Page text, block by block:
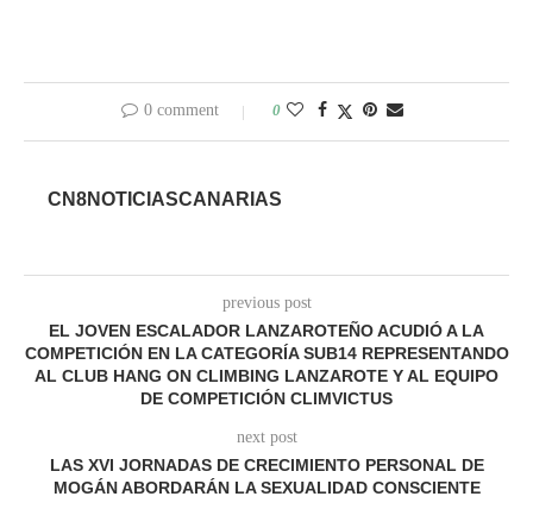
0 comment 0
CN8NOTICIASCANARIAS
previous post
EL JOVEN ESCALADOR LANZAROTEÑO ACUDIÓ A LA
COMPETICIÓN EN LA CATEGORÍA SUB14 REPRESENTANDO
AL CLUB HANG ON CLIMBING LANZAROTE Y AL EQUIPO
DE COMPETICIÓN CLIMVICTUS
next post
LAS XVI JORNADAS DE CRECIMIENTO PERSONAL DE
MOGÁN ABORDARÁN LA SEXUALIDAD CONSCIENTE